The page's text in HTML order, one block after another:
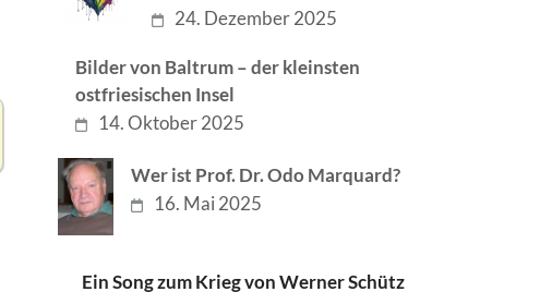
24. Dezember 2025
Bilder von Baltrum – der kleinsten
ostfriesischen Insel
14. Oktober 2025
Wer ist Prof. Dr. Odo Marquard?
16. Mai 2025
Ein Song zum Krieg von Werner Schütz